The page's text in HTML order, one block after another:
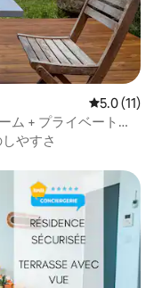
レビュー11
5.0 (11)
ム + プライベートテ
やすさ